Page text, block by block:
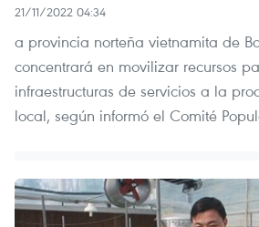
21/11/2022 04:34
a provincia norteña vietnamita de
concentrará en movilizar recursos
infraestructuras de servicios a la
local, según informó el Comité